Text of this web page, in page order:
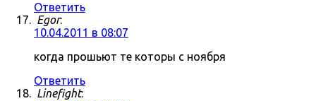
Ответить
Egor:
10.04.2011 в 08:07
когда прошьют те которы с ноября
Ответить
Linefight: